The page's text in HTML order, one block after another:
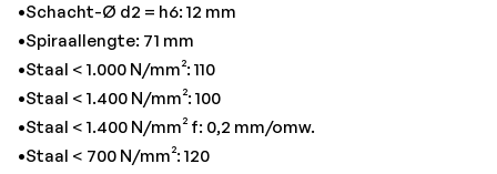
•Schacht-Ø d2 = h6: 12 mm
•Spiraallengte: 71 mm
•Staal < 1.000 N/mm²: 110
•Staal < 1.400 N/mm²: 100
•Staal < 1.400 N/mm² f: 0,2 mm/omw.
•Staal < 700 N/mm²: 120